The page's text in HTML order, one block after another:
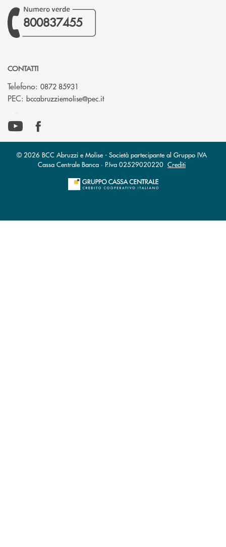
800837455
CONTATTI
Telefono: 0872 85931
PEC: bccabruzziemolise@pec.it(si apre l’app di posta elettronica)
© 2026 BCC Abruzzi e Molise - Società partecipante al Gruppo IVA
Cassa Centrale Banca · P.Iva 02529020220 Crediti